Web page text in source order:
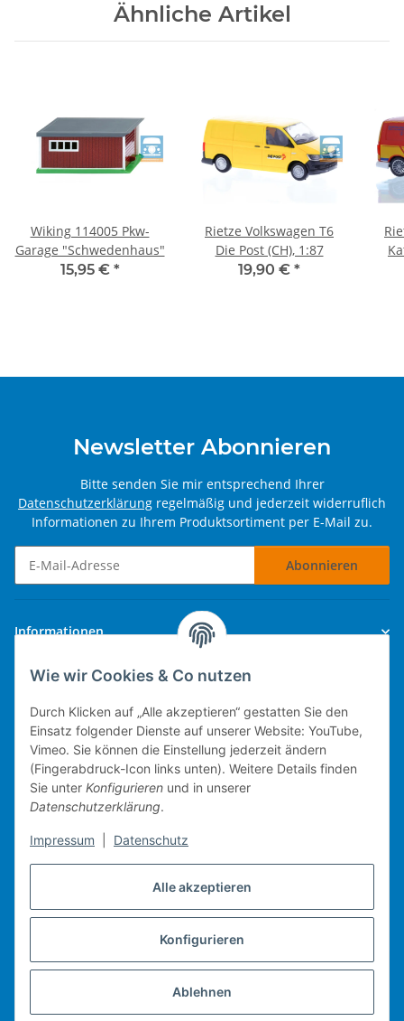
Alle akzeptieren
Konfigurieren
Ablehnen
Wie wir Cookies & Co nutzen
Durch Klicken auf „Alle akzeptieren“ gestatten Sie den
Einsatz folgender Dienste auf unserer Website: YouTube,
Vimeo. Sie können die Einstellung jederzeit ändern
(Fingerabdruck-Icon links unten). Weitere Details finden
Sie unter Konfigurieren und in unserer
Datenschutzerklärung.
Impressum Datenschutz
Ähnliche Artikel
Wiking 114005 Pkw-
Garage "Schwedenhaus"
15,95 € *
Rietze Volkswagen T6
Die Post (CH), 1:87
19,90 € *
Newsletter Abonnieren
Bitte senden Sie mir entsprechend Ihrer
Datenschutzerklärung regelmäßig und jederzeit widerruflich
Informationen zu Ihrem Produktsortiment per E-Mail zu.
Abonnieren
Informationen
Gesetzliche Informationen
Technische Umsetzung.
mobiles Kassensystem
Warenwirtschaft
Michael Heiler / Bonn
Vertrag widerrufen
* Alle Preise inkl. gesetzlicher USt., zzgl.Versand